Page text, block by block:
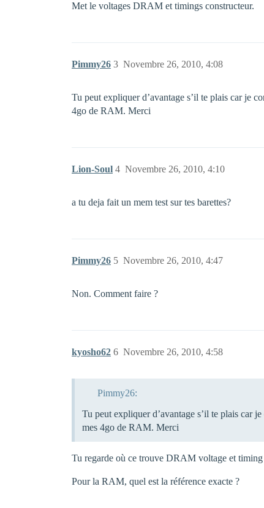
Met le voltages DRAM et timings constructeur.
Pimmy26 Novembre 26, 2010, 4:08
3
Tu peut expliquer d’avantage s’il te plais car je
4go de RAM. Merci
Lion-Soul Novembre 26, 2010, 4:10
4
a tu deja fait un mem test sur tes barettes?
Pimmy26 Novembre 26, 2010, 4:47
5
Non. Comment faire ?
kyosho62 Novembre 26, 2010, 4:58
6
Pimmy26:
Tu peut expliquer d’avantage s’il te plais car
mes 4go de RAM. Merci
Tu regarde où ce trouve DRAM voltage et timing
Pour la RAM, quel est la référence exacte ?